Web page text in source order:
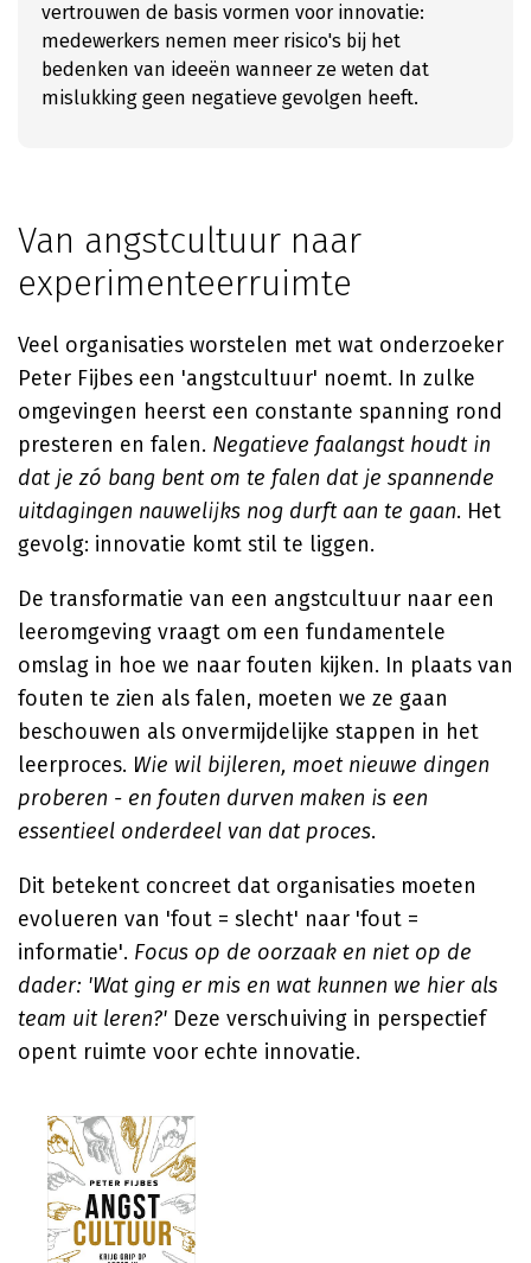
vertrouwen de basis vormen voor innovatie:
medewerkers nemen meer risico's bij het
bedenken van ideeën wanneer ze weten dat
mislukking geen negatieve gevolgen heeft.
Van angstcultuur naar
experimenteerruimte
Veel organisaties worstelen met wat onderzoeker
Peter Fijbes een 'angstcultuur' noemt. In zulke
omgevingen heerst een constante spanning rond
presteren en falen. Negatieve faalangst houdt in
dat je zó bang bent om te falen dat je spannende
uitdagingen nauwelijks nog durft aan te gaan. Het
gevolg: innovatie komt stil te liggen.
De transformatie van een angstcultuur naar een
leeromgeving vraagt om een fundamentele
omslag in hoe we naar fouten kijken. In plaats van
fouten te zien als falen, moeten we ze gaan
beschouwen als onvermijdelijke stappen in het
leerproces. Wie wil bijleren, moet nieuwe dingen
proberen - en fouten durven maken is een
essentieel onderdeel van dat proces.
Dit betekent concreet dat organisaties moeten
evolueren van 'fout = slecht' naar 'fout =
informatie'. Focus op de oorzaak en niet op de
dader: 'Wat ging er mis en wat kunnen we hier als
team uit leren?' Deze verschuiving in perspectief
opent ruimte voor echte innovatie.